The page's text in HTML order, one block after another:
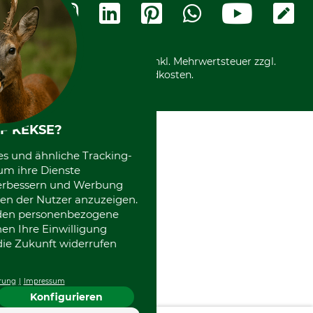
Kostenloser Rückversand
Nachhaltigkeit
Entsorgung und Umwelt
Datenschutz Print
Vorkasse
Ladengeschäft
Motorgeräteshop
Über uns
Community
International
Kooperationen
Alle Preise in Euro und inkl. Mehrwertsteuer zzgl.
Versandkosten.
KEKSE?
und ähnliche Tracking-
ihre Dienste
und Werbung
der Nutzer anzuzeigen.
personenbezogene
Ihre Einwilligung
Zukunft widerrufen
Impressum
Konfigurieren